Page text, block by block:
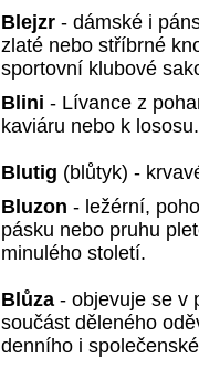
Blejzr - dámské i
zlaté nebo stříbrné
sportovní klubové
Blini - Lívance z
kaviáru nebo k lososu.
Blutig (blůtyk) -
Bluzon - ležérní,
pásku nebo pruhu
minulého století.
Blůza - objevuje se v
součást děleného
denního i